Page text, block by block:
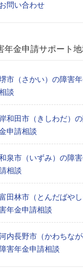
お問い合わせ
年金申請サポート
市（さかい）の障害
談
岸和田市（きしわだ）
申請相談
泉市（いずみ）の障
相談
田林市（とんだばや
年金申請相談
内長野市（かわちな
害年金申請相談